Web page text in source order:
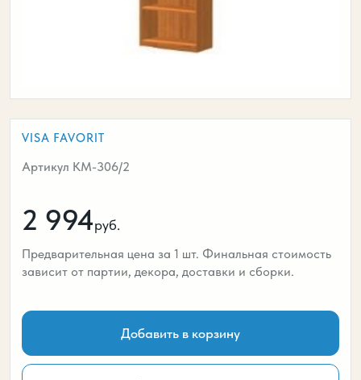
VISA FAVORIT
Артикул КМ-306/2
2 994руб.
Предварительная цена за 1 шт. Финальная стоимость
зависит от партии, декора, доставки и сборки.
Добавить в корзину